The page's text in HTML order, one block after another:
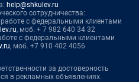
help@shkulev.ru
сотрудничества:
с федеральными клиентами
, моб. + 7 982 640 34 32
с федеральными клиентами
, моб. +7 910 402 4056
за достоверность
в рекламных объявлениях.